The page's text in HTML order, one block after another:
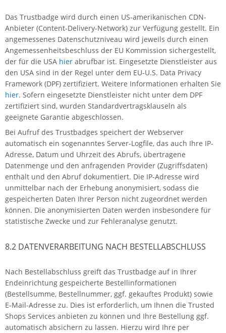
Das Trustbadge wird durch einen US-amerikanischen CDN-
Anbieter (Content-Delivery-Network) zur Verfügung gestellt. Ein
angemessenes Datenschutzniveau wird jeweils durch einen
Angemessenheitsbeschluss der EU Kommission sichergestellt,
der für die USA hier abrufbar ist. Eingesetzte Dienstleister aus
den USA sind in der Regel unter dem EU-U.S. Data Privacy
Framework (DPF) zertifiziert. Weitere Informationen erhalten Sie
hier. Sofern eingesetzte Dienstleister nicht unter dem DPF
zertifiziert sind, wurden Standardvertragsklauseln als
geeignete Garantie abgeschlossen.
Bei Aufruf des Trustbadges speichert der Webserver
automatisch ein sogenanntes Server-Logfile, das auch Ihre IP-
Adresse, Datum und Uhrzeit des Abrufs, übertragene
Datenmenge und den anfragenden Provider (Zugriffsdaten)
enthält und den Abruf dokumentiert. Die IP-Adresse wird
unmittelbar nach der Erhebung anonymisiert, sodass die
gespeicherten Daten Ihrer Person nicht zugeordnet werden
können. Die anonymisierten Daten werden insbesondere für
statistische Zwecke und zur Fehleranalyse genutzt.
8.2 DATENVERARBEITUNG NACH BESTELLABSCHLUSS
Nach Bestellabschluss greift das Trustbadge auf in Ihrer
Endeinrichtung gespeicherte Bestellinformationen
(Bestellsumme, Bestellnummer, ggf. gekauftes Produkt) sowie
E-Mail-Adresse zu. Dies ist erforderlich, um Ihnen die Trusted
Shops Services anbieten zu können und Ihre Bestellung ggf.
automatisch absichern zu lassen. Hierzu wird Ihre per